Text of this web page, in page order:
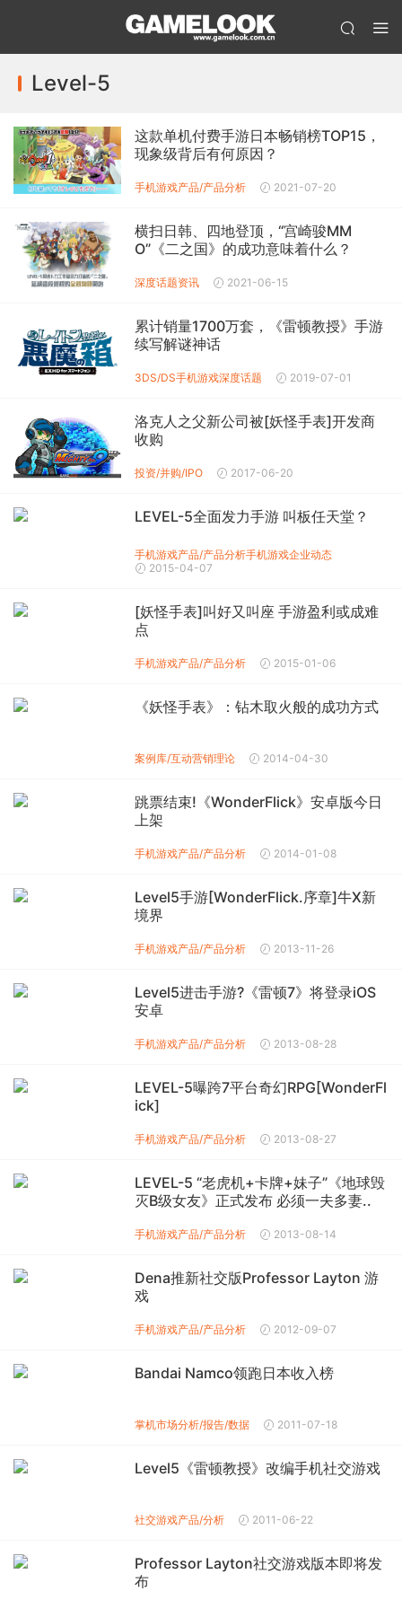
Level-5
这款单机付费手游日本畅销榜TOP15，
现象级背后有何原因？
手机游戏产品/产品分析 2021-07-20
横扫日韩、四地登顶，“宫崎骏MM
O”《二之国》的成功意味着什么？
深度话题资讯 2021-06-15
累计销量1700万套，《雷顿教授》手游
续写解谜神话
3DS/DS手机游戏深度话题 2019-07-01
洛克人之父新公司被[妖怪手表]开发商
收购
投资/并购/IPO 2017-06-20
LEVEL-5全面发力手游 叫板任天堂？
手机游戏产品/产品分析手机游戏企业动态
2015-04-07
[妖怪手表]叫好又叫座 手游盈利或成难
点
手机游戏产品/产品分析 2015-01-06
《妖怪手表》：钻木取火般的成功方式
案例库/互动营销理论 2014-04-30
跳票结束!《WonderFlick》安卓版今日
上架
手机游戏产品/产品分析 2014-01-08
Level5手游[WonderFlick.序章]牛X新
境界
手机游戏产品/产品分析 2013-11-26
Level5进击手游?《雷顿7》将登录iOS
安卓
手机游戏产品/产品分析 2013-08-28
LEVEL-5曝跨7平台奇幻RPG[WonderFl
ick]
手机游戏产品/产品分析 2013-08-27
LEVEL-5 “老虎机+卡牌+妹子”《地球毁
灭B级女友》正式发布 必须一夫多妻..
手机游戏产品/产品分析 2013-08-14
Dena推新社交版Professor Layton 游
戏
手机游戏产品/产品分析 2012-09-07
Bandai Namco领跑日本收入榜
掌机市场分析/报告/数据 2011-07-18
Level5《雷顿教授》改编手机社交游戏
社交游戏产品/分析 2011-06-22
Professor Layton社交游戏版本即将发
布